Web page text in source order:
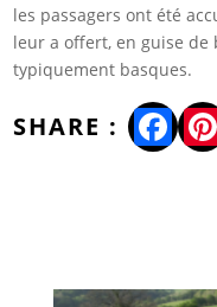
les passagers ont été
leur a offert, en guise
typiquement basques.